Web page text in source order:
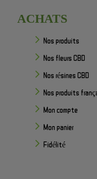
ACHATS
Nos produits
Nos fleurs CBD
Nos résines CBD
Nos produits
Mon compte
Mon panier
Fidélité